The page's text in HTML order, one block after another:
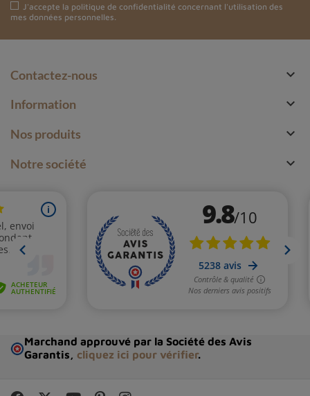
J'accepte la politique de confidentialité concernant l'utilisation des
mes données personnelles.
Contactez-nous 
Information 
Nos produits 
Notre société 
Marchand approuvé par la Société des Avis
Garantis, cliquez ici pour vérifier.